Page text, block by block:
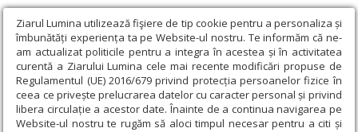
Ziarul Lumina utilizează fişiere de tip cookie pentru a personaliza și
îmbunătăți experiența ta pe Website-ul nostru. Te informăm că ne-
am actualizat politicile pentru a integra în acestea și în activitatea
curentă a Ziarului Lumina cele mai recente modificări propuse de
Regulamentul (UE) 2016/679 privind protecția persoanelor fizice în
ceea ce privește prelucrarea datelor cu caracter personal și privind
libera circulație a acestor date. Înainte de a continua navigarea pe
Website-ul nostru te rugăm să aloci timpul necesar pentru a citi și